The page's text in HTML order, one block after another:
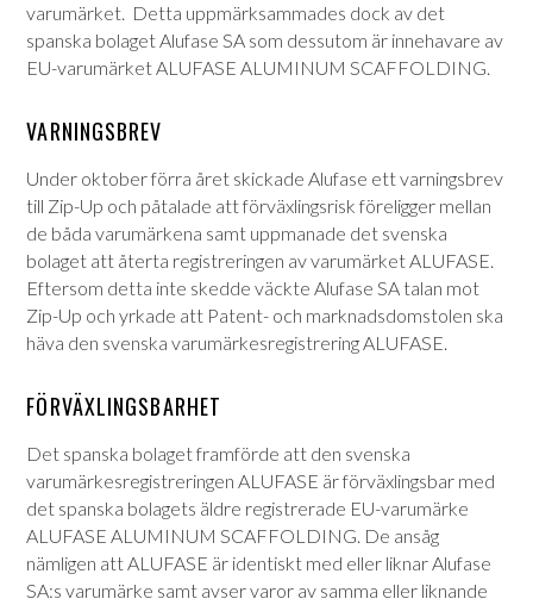
varumärket. Detta uppmärksammades dock av det
spanska bolaget Alufase SA som dessutom är innehavare av
EU-varumärket ALUFASE ALUMINUM SCAFFOLDING.
VARNINGSBREV
Under oktober förra året skickade Alufase ett varningsbrev
till Zip-Up och påtalade att förväxlingsrisk föreligger mellan
de båda varumärkena samt uppmanade det svenska
bolaget att återta registreringen av varumärket ALUFASE.
Eftersom detta inte skedde väckte Alufase SA talan mot
Zip-Up och yrkade att Patent- och marknadsdomstolen ska
häva den svenska varumärkesregistrering ALUFASE.
FÖRVÄXLINGSBARHET
Det spanska bolaget framförde att den svenska
varumärkesregistreringen ALUFASE är förväxlingsbar med
det spanska bolagets äldre registrerade EU-varumärke
ALUFASE ALUMINUM SCAFFOLDING. De ansåg
nämligen att ALUFASE är identiskt med eller liknar Alufase
SA:s varumärke samt avser varor av samma eller liknande